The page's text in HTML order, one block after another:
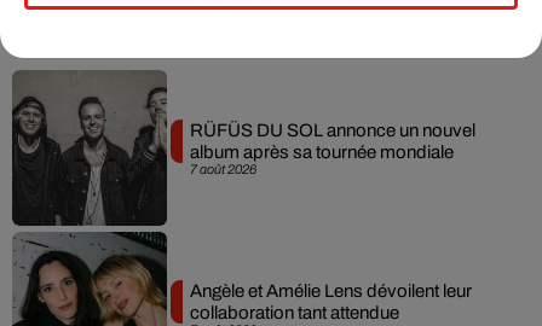
7 août 2026
RÜFÜS DU SOL annonce un nouvel
album après sa tournée mondiale
Angèle et Amélie Lens dévoilent leur
collaboration tant attendue